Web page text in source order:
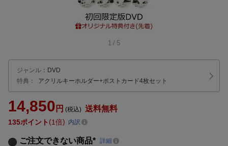
1 / 5
ジャンル ： DVD
特典：
アクリルキーホルダー+ポストカード4枚セット
14,850 円 (税込) 送料無料
135ポイント 1倍 内訳
ご注文できない商品* 詳細